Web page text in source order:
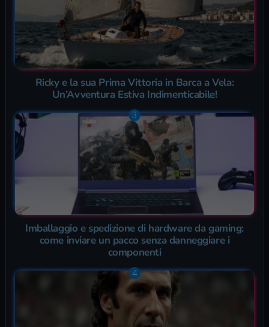
Ricky e la sua Prima Vittoria in Barca a Vela:
Un’Avventura Estiva Indimenticabile!
Imballaggio e spedizione di hardware da gaming:
come inviare un pacco senza danneggiare i
componenti